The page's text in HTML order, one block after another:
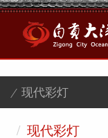
/ 现代彩灯
/ 现代彩灯